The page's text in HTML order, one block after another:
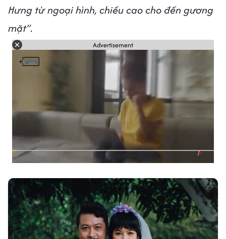
Hưng từ ngoại hình, chiều cao cho đến gương
mặt”.
Advertisement